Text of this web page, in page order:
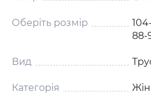
Оберіть розмір
88-
Вид
Категорія